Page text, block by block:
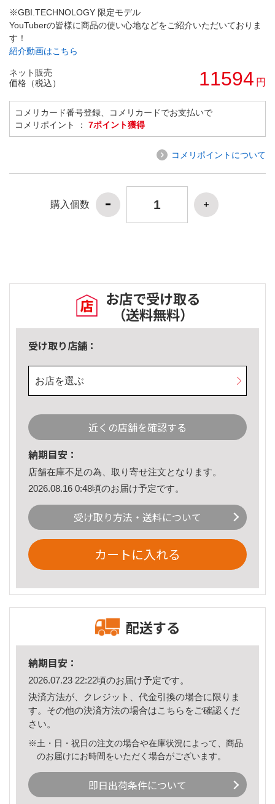
※GBI.TECHNOLOGY 限定モデル
YouTuberの皆様に商品の使い心地などをご紹介いただいておりま
す！
紹介動画はこちら
ネット販売
価格（税込）
11594 円
コメリカード番号登録、コメリカードでお支払いで
コメリポイント ： 7ポイント獲得
コメリポイントについて
購入個数
お店で受け取る
（送料無料）
受け取り店舗：
お店を選ぶ
近くの店舗を確認する
納期目安：
店舗在庫不足の為、取り寄せ注文となります。
2026.08.16 0:48頃のお届け予定です。
受け取り方法・送料について
カートに入れる
配送する
納期目安：
2026.07.23 22:22頃のお届け予定です。
決済方法が、クレジット、代金引換の場合に限りま
す。その他の決済方法の場合はこちら をご確認くだ
さい。
※土・日・祝日の注文の場合や在庫状況によって、商品
のお届けにお時間をいただく場合がございます。
即日出荷条件について